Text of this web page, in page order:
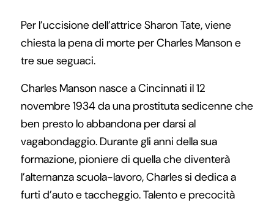
Per l’uccisione dell’attrice Sharon Tate, viene
chiesta la pena di morte per Charles Manson e
tre sue seguaci.
Charles Manson nasce a Cincinnati il 12
novembre 1934 da una prostituta sedicenne che
ben presto lo abbandona per darsi al
vagabondaggio. Durante gli anni della sua
formazione, pioniere di quella che diventerà
l’alternanza scuola-lavoro, Charles si dedica a
furti d’auto e taccheggio. Talento e precocità